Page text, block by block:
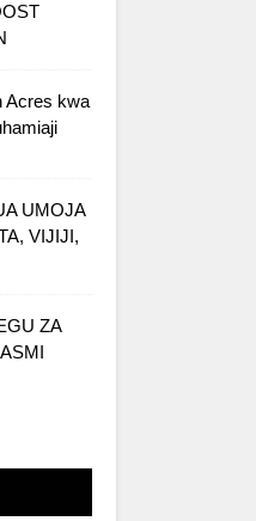
Acres kwa
UMOJA
VIJIJI,
ZA